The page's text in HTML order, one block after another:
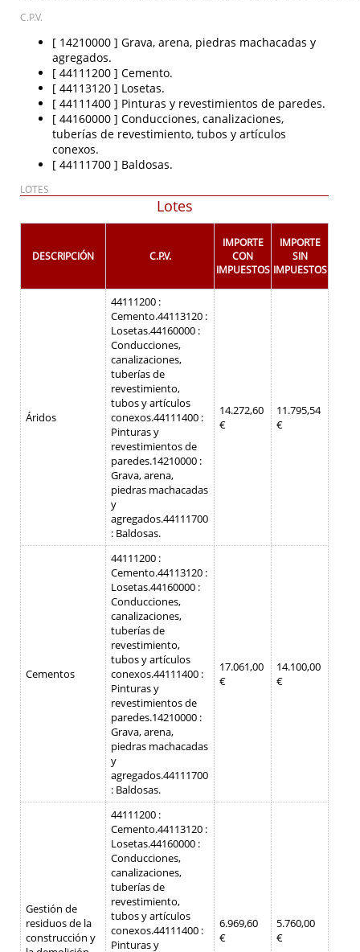
C.P.V.
[ 14210000 ] Grava, arena, piedras machacadas y
agregados.
[ 44111200 ] Cemento.
[ 44113120 ] Losetas.
[ 44111400 ] Pinturas y revestimientos de paredes.
[ 44160000 ] Conducciones, canalizaciones,
tuberías de revestimiento, tubos y artículos
conexos.
[ 44111700 ] Baldosas.
LOTES
Lotes
DESCRIPCIÓN C.P.V.
IMPORTE
CON
IMPUESTOS
IMPORTE
SIN
IMPUESTOS
Áridos
44111200 :
Cemento.44113120 :
Losetas.44160000 :
Conducciones,
canalizaciones,
tuberías de
revestimiento,
tubos y artículos
conexos.44111400 :
Pinturas y
revestimientos de
paredes.14210000 :
Grava, arena,
piedras machacadas
y
agregados.44111700
: Baldosas.
14.272,60
€
11.795,54
€
Cementos
44111200 :
Cemento.44113120 :
Losetas.44160000 :
Conducciones,
canalizaciones,
tuberías de
revestimiento,
tubos y artículos
conexos.44111400 :
Pinturas y
revestimientos de
paredes.14210000 :
Grava, arena,
piedras machacadas
y
agregados.44111700
: Baldosas.
17.061,00
€
14.100,00
€
Gestión de
residuos de la
construcción y
44111200 :
Cemento.44113120 :
Losetas.44160000 :
Conducciones,
canalizaciones,
tuberías de
revestimiento,
tubos y artículos
conexos.44111400 :
Pinturas y
6.969,60
€
5.760,00
€